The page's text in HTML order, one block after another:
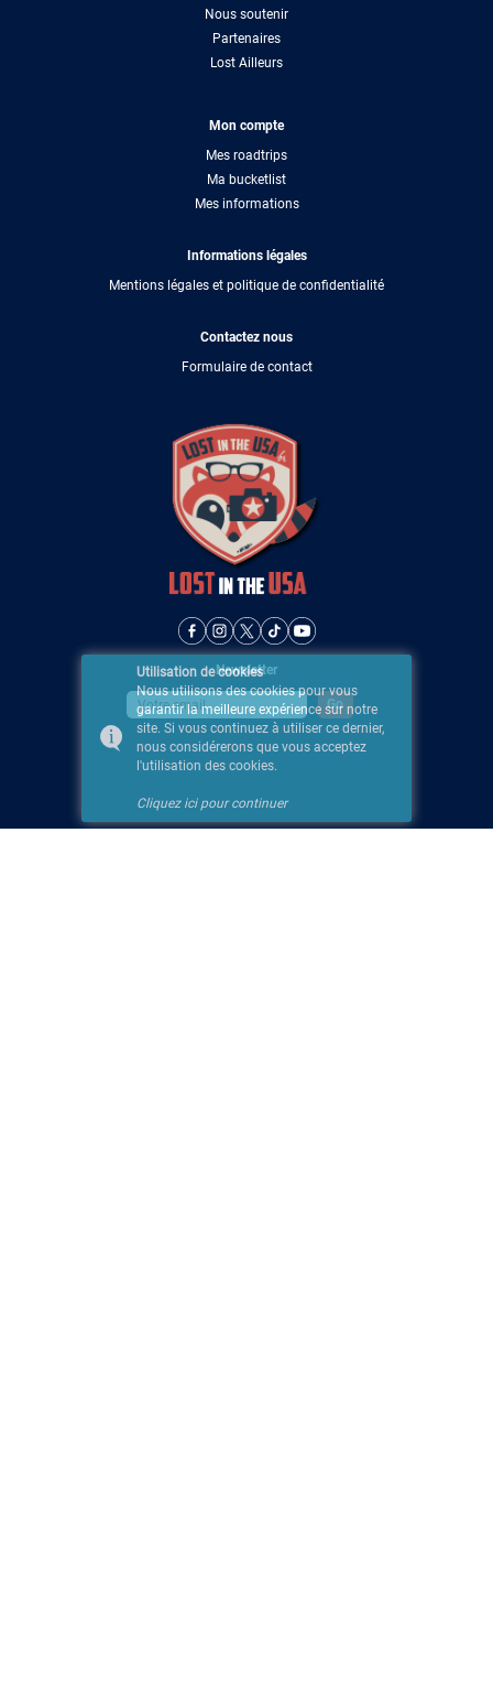
Nous soutenir
Partenaires
Lost Ailleurs
Mon compte
Mes roadtrips
Ma bucketlist
Mes informations
Informations légales
Mentions légales et politique de confidentialité
Contactez nous
Formulaire de contact
Newsletter
Utilisation de cookies
Nous utilisons des cookies pour vous
garantir la meilleure expérience sur notre
site. Si vous continuez à utiliser ce dernier,
nous considérerons que vous acceptez
l'utilisation des cookies.
Cliquez ici pour continuer